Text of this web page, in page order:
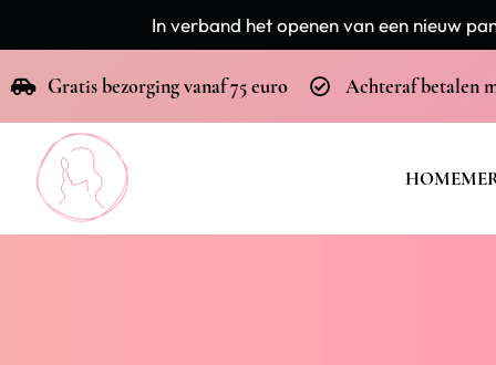
In verband het openen van een nieuw
Gratis bezorging vanaf 75 euro Achteraf betalen
HOME